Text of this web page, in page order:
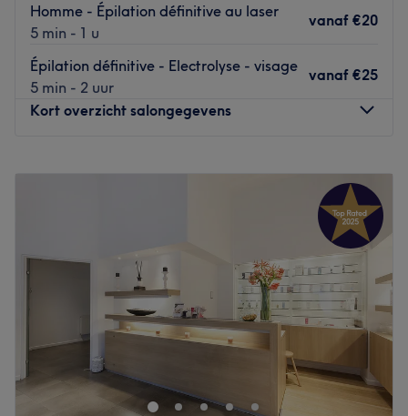
Homme - Épilation définitive au laser
5 min - 1 u
vanaf €20
Épilation définitive - Electrolyse - visage
5 min - 2 uur
vanaf €25
Kort overzicht salongegevens
19:00
19:00
–19:00
19:00
10:00–19:00
11:00 19:00
Bienvenue chez 2ED Élimine en douceur, une superbe
adresse beauté dans le cœur de Uccle !
Transport public le plus proche :